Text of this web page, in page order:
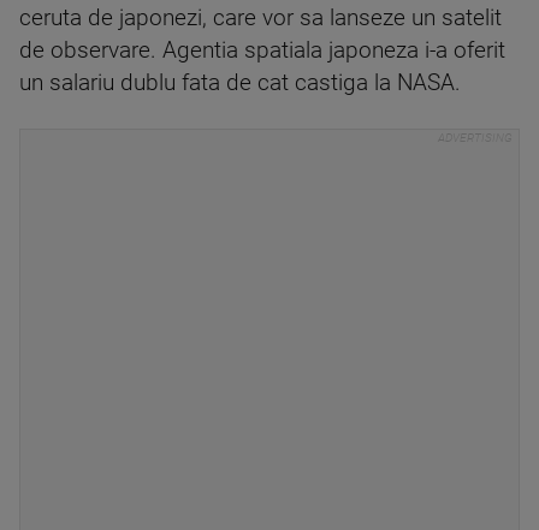
ceruta de japonezi, care vor sa lanseze un satelit
de observare. Agentia spatiala japoneza i-a oferit
un salariu dublu fata de cat castiga la NASA.